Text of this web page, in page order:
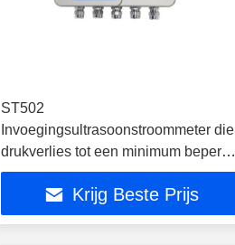
ST502
Invoegingsultrasoonstroommeter die
drukverlies tot een minimum beperkt
en betrouwbaarheid garandeert
Krijg Beste Prijs